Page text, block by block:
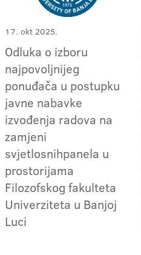
17. okt 2025.
Odluka o izboru
najpovoljnijeg
ponuđača u postupku
javne nabavke
izvođenja radova na
zamjeni
svjetlosnihpanela u
prostorijama
Filozofskog fakulteta
Univerziteta u Banjoj
Luci